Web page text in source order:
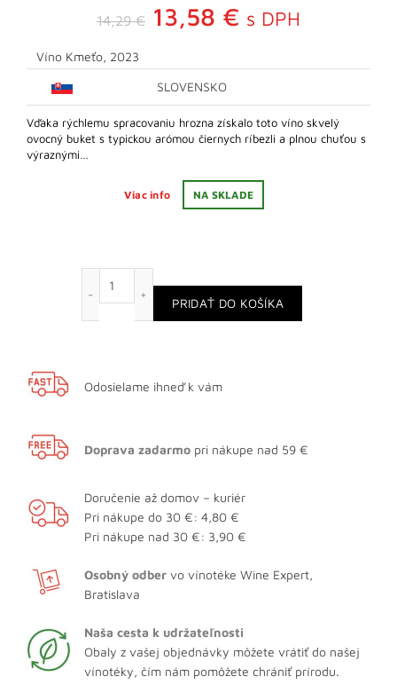
14,29€ Pôvodná
bola:
14,29 €.
13,58 € Aktuálna
13,58 €.
s DPH
Víno Kmeťo, 2023
SLOVENSKO
Vďaka rýchlemu spracovaniu hrozna získalo toto víno skvelý
ovocný buket s typickou arómou čiernych ríbezli a plnou chuťou s
výraznými…
Viac info NA SKLADE
PRIDAŤ DO KOŠÍKA
Odosielame ihneď k vám
Doprava zadarmo pri nákupe nad 59 €
Doručenie až domov – kuriér
Pri nákupe do 30 €: 4,80 €
Pri nákupe nad 30 €: 3,90 €
Osobný odber vo vínotéke Wine Expert,
Bratislava
Naša cesta k udržateľnosti
Obaly z vašej objednávky môžete vrátiť do našej
vínotéky, čím nám pomôžete chrániť prírodu.